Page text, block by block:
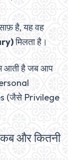
है, यह वह
मिलता है।
आती है जब आप
(जैसे Privilege
और कितनी